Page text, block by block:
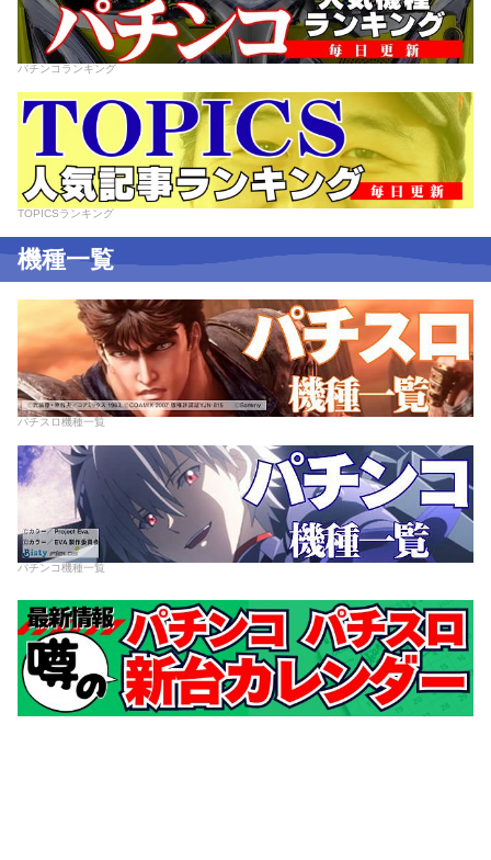
パチンコランキング
TOPICSランキング
機種一覧
パチスロ機種一覧
パチンコ機種一覧